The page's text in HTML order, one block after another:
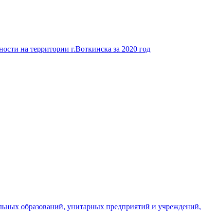
на территории г.Воткинска за 2020 год
образований, унитарных предприятий и учреждений,